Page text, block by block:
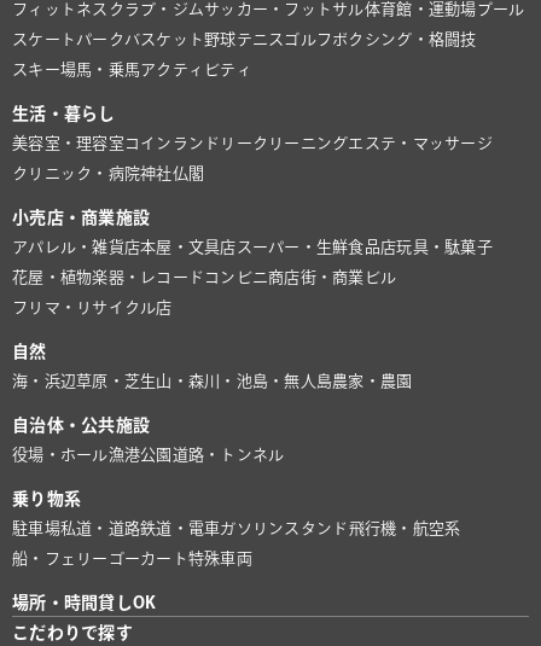
フィットネスクラブ・ジム サッカー・フットサル体育館・運動場プール
スケートパーク バスケット 野球テニス ゴルフ ボクシング・格闘技
スキー場馬・乗馬アクティビティ
生活・暮らし
美容室・理容室 コインランドリー クリーニングエステ・マッサージ
クリニック・病院神社仏閣
小売店・商業施設
アパレル・雑貨店本屋・文具店 スーパー・生鮮食品店玩具・駄菓子
花屋・植物楽器・レコード コンビニ商店街・商業ビル
フリマ・リサイクル店
自然
海・浜辺 草原・芝生山・森川・池島・無人島農家・農園
自治体・公共施設
役場・ホール漁港公園 道路・トンネル
乗り物系
駐車場私道・道路鉄道・電車 ガソリンスタンド 飛行機・航空系
船・フェリー ゴーカート特殊車両
場所・時間貸しOK
こだわりで探す